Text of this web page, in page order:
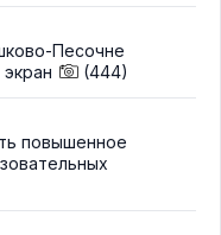
Песочне
(444)
повышенное